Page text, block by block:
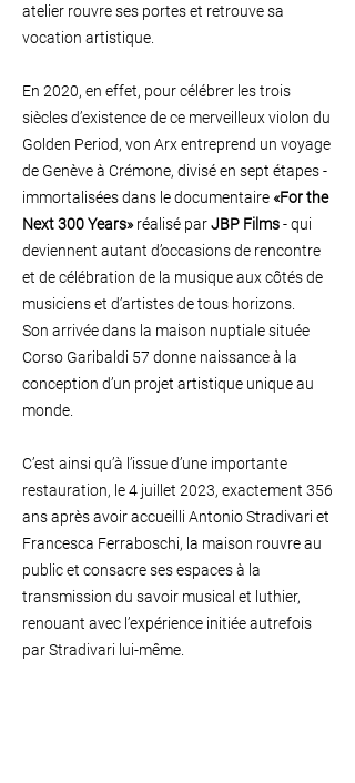
atelier rouvre ses portes et retrouve sa
vocation artistique.
En 2020, en effet, pour célébrer les trois
siècles d’existence de ce merveilleux violon du
Golden Period, von Arx entreprend un voyage
de Genève à Crémone, divisé en sept étapes -
immortalisées dans le documentaire «For the
Next 300 Years»réalisé parJBP Films- qui
deviennent autant d’occasions de rencontre
et de célébration de la musique aux côtés de
musiciens et d’artistes de tous horizons.
Son arrivée dans la maison nuptiale située
Corso Garibaldi 57 donne naissance à la
conception d’un projet artistique unique au
monde.
C’est ainsi qu’à l’issue d’une importante
restauration, le 4 juillet 2023, exactement 356
ans après avoir accueilli Antonio Stradivari et
Francesca Ferraboschi, la maison rouvre au
public et consacre ses espaces à la
transmission du savoir musical et luthier,
renouant avec l’expérience initiée autrefois
par Stradivari lui-même.